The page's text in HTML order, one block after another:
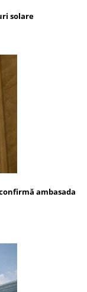
solare
ambasada